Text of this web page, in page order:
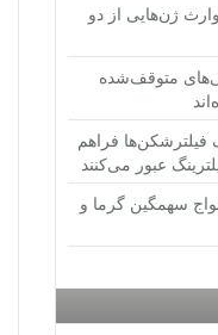
ژن‌هایی از دو
متوقف‌شده
فیلترشکن‌ها فراهم
عبور می‌کنند
سهمگین گرما و